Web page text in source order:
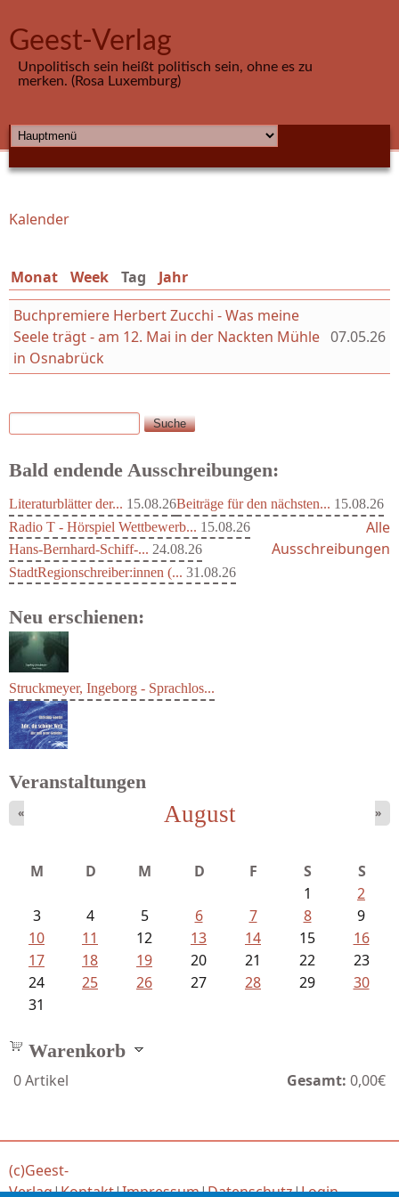
Geest-Verlag
Unpolitisch sein heißt politisch sein, ohne es zu
merken. (Rosa Luxemburg)
HAUPTMENÜ
Sie sind hier
Kalender
Monat Week Tag (aktiver Reiter)
Jahr
Buchpremiere Herbert Zucchi - Was meine
Seele trägt - am 12. Mai in der Nackten Mühle
in Osnabrück
07.05.26
Suchformular
Suche
Bald endende Ausschreibungen:
Literaturblätter der... 15.08.26Beiträge für den nächsten... 15.08.26
Radio T - Hörspiel Wettbewerb... 15.08.26
Hans-Bernhard-Schiff-... 24.08.26
StadtRegionschreiber:innen (... 31.08.26
Alle
Ausschreibungen
Neu erschienen:
Goetze, Christina - Ade, du schöne...
Struckmeyer, Ingeborg - Sprachlos...
Veranstaltungen
August
« »
M D M D F S
S
1
2
3
4 5 6 7 8
9
10
11 12 13 14 15
16
17
18 19 20 21 22
23
24
25 26 27 28 29
30
31
Warenkorb
0Artikel Gesamt: 0,00€
(c)Geest-
Verlag|Kontakt|Impressum|Datenschutz|Login